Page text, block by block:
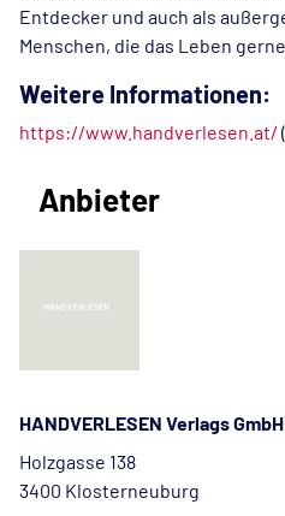
Entdecker und auch als
Menschen, die das Leben
Weitere Informationen:
https://www.handverlesen.at/
Anbieter
HANDVERLESEN Verlags GmbH
Holzgasse 138
3400 Klosterneuburg